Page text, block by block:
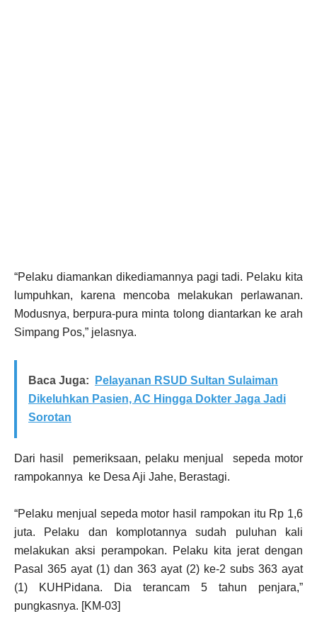
“Pelaku diamankan dikediamannya pagi tadi. Pelaku kita
lumpuhkan, karena mencoba melakukan perlawanan.
Modusnya, berpura-pura minta tolong diantarkan ke arah
Simpang Pos,” jelasnya.
Baca Juga:
Pelayanan RSUD Sultan Sulaiman
Dikeluhkan Pasien, AC Hingga Dokter Jaga Jadi
Sorotan
Dari hasil pemeriksaan, pelaku menjual sepeda motor
rampokannya ke Desa Aji Jahe, Berastagi.
“Pelaku menjual sepeda motor hasil rampokan itu Rp 1,6
juta. Pelaku dan komplotannya sudah puluhan kali
melakukan aksi perampokan. Pelaku kita jerat dengan
Pasal 365 ayat (1) dan 363 ayat (2) ke-2 subs 363 ayat
(1) KUHPidana. Dia terancam 5 tahun penjara,”
pungkasnya. [KM-03]